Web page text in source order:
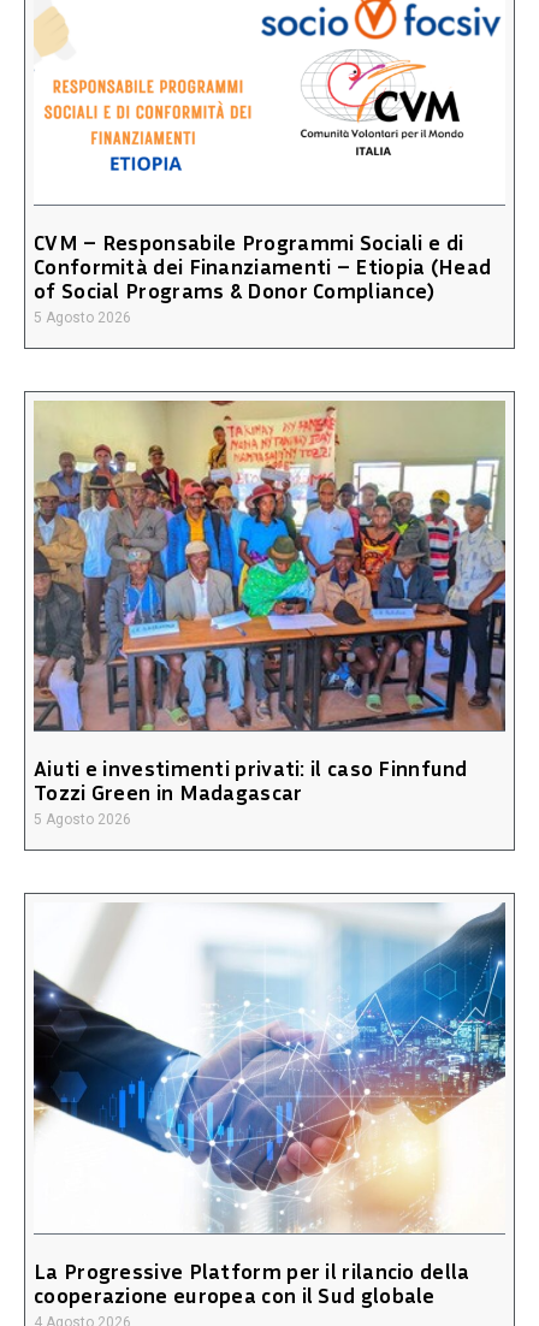
CVM – Responsabile Programmi Sociali e di
Conformità dei Finanziamenti – Etiopia (Head
of Social Programs & Donor Compliance)
5 Agosto 2026
Aiuti e investimenti privati: il caso Finnfund
Tozzi Green in Madagascar
5 Agosto 2026
La Progressive Platform per il rilancio della
cooperazione europea con il Sud globale
4 Agosto 2026